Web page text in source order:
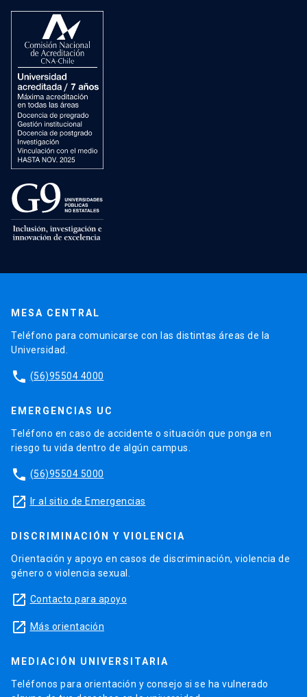
MESA CENTRAL
Teléfono para comunicarse con las distintas áreas de la
Universidad.
phone (56)95504 4000
EMERGENCIAS UC
Teléfono en caso de accidente o situación que ponga en
riesgo tu vida dentro de algún campus.
phone (56)95504 5000
launch Ir al sitio de Emergencias
DISCRIMINACIÓN Y VIOLENCIA
Orientación y apoyo en casos de discriminación, violencia de
género o violencia sexual.
launch Contacto para apoyo
launch Más orientación
MEDIACIÓN UNIVERSITARIA
Teléfonos para orientación y consejo si se ha vulnerado